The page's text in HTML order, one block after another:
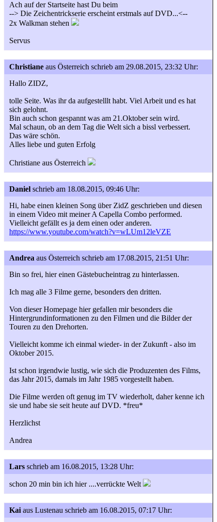
Ach auf der Startseite hast Du beim
--> Die Zeichentrickserie erscheint erstmals auf DVD...<--
2x Walkman stehen
Servus
Christiane aus Österreich schrieb am 29.08.2015, 23:32 Uhr:
Hallo ZIDZ,
tolle Seite. Was ihr da aufgestelllt habt. Viel Arbeit und es hat
sich gelohnt.
Bin auch schon gespannt was am 21.Oktober sein wird.
Mal schaun, ob an dem Tag die Welt sich a bissl verbessert.
Das wäre schön.
Alles liebe und guten Erfolg
Christiane aus Österreich
Daniel schrieb am 18.08.2015, 09:46 Uhr:
Hi, habe einen kleinen Song über ZidZ geschrieben und diesen
in einem Video mit meiner A Capella Combo performed.
Vielleicht gefällt es ja dem einen oder anderen.
https://www.youtube.com/watch?v=wLUm12leVZE
Andrea aus Österreich schrieb am 17.08.2015, 21:51 Uhr:
Bin so frei, hier einen Gästebucheintrag zu hinterlassen.
Ich mag alle 3 Filme gerne, besonders den dritten.
Von dieser Homepage hier gefallen mir besonders die
Hintergrundinformationen zu den Filmen und die Bilder der
Touren zu den Drehorten.
Vielleicht komme ich einmal wieder- in der Zukunft - also im
Oktober 2015.
Ist schon irgendwie lustig, wie sich die Produzenten des Films,
das Jahr 2015, damals im Jahr 1985 vorgestellt haben.
Die Filme werden oft genug im TV wiederholt, daher kenne ich
sie und habe sie seit heute auf DVD. *freu*
Herzlichst
Andrea
Lars schrieb am 16.08.2015, 13:28 Uhr:
schon 20 min bin ich hier ....verrückte Welt
Kai aus Lustenau schrieb am 16.08.2015, 07:17 Uhr: